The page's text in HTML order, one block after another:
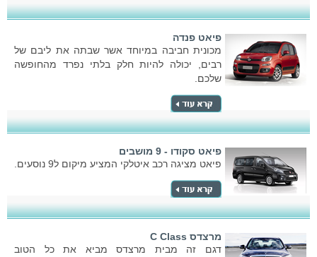
פיאט פנדה
מכונית חביבה במיוחד אשר שבתה את ליבם של
רבים, יכולה להיות חלק בלתי נפרד מהחופשה
שלכם.
פיאט סקודו - 9 מושבים
פיאט מציגה רכב איטלקי המציע מיקום ל9 נוסעים.
מרצדס C Class
דגם זה מבית מרצדס מביא את כל הטוב